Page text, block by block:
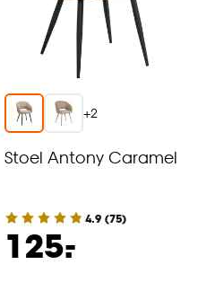
+2
Stoel Antony Caramel
4.9 (75)
125.
-